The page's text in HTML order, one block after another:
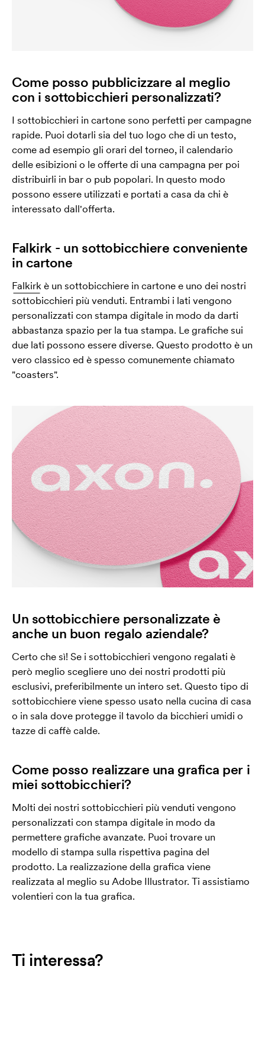
Come posso pubblicizzare al meglio
con i sottobicchieri personalizzati?
I sottobicchieri in cartone sono perfetti per campagne
rapide. Puoi dotarli sia del tuo logo che di un testo,
come ad esempio gli orari del torneo, il calendario
delle esibizioni o le offerte di una campagna per poi
distribuirli in bar o pub popolari. In questo modo
possono essere utilizzati e portati a casa da chi è
interessato dall'offerta.
Falkirk - un sottobicchiere conveniente
in cartone
Falkirkè un sottobicchiere in cartone e uno dei nostri
sottobicchieri più venduti. Entrambi i lati vengono
personalizzati con stampa digitale in modo da darti
abbastanza spazio per la tua stampa. Le grafiche sui
due lati possono essere diverse. Questo prodotto è un
vero classico ed è spesso comunemente chiamato
"coasters".
Un sottobicchiere personalizzate è
anche un buon regalo aziendale?
Certo che sì! Se i sottobicchieri vengono regalati è
però meglio scegliere uno dei nostri prodotti più
esclusivi, preferibilmente un intero set. Questo tipo di
sottobicchiere viene spesso usato nella cucina di casa
o in sala dove protegge il tavolo da bicchieri umidi o
tazze di caffè calde.
Come posso realizzare una grafica per i
miei sottobicchieri?
Molti dei nostri sottobicchieri più venduti vengono
personalizzati con stampa digitale in modo da
permettere grafiche avanzate. Puoi trovare un
modello di stampa sulla rispettiva pagina del
prodotto. La realizzazione della grafica viene
realizzata al meglio su Adobe Illustrator. Ti assistiamo
volentieri con la tua grafica.
Ti interessa?